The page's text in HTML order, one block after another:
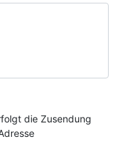
die Zusendung